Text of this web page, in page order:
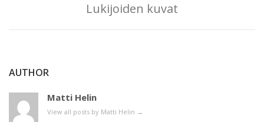
Lukijoiden kuvat
AUTHOR
Matti Helin
View all posts by Matti Helin →